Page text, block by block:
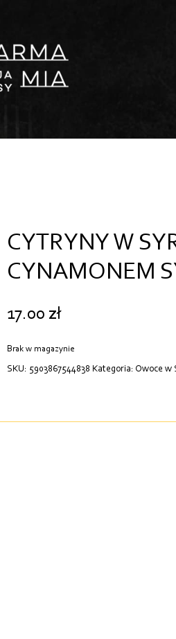
CYTRYNY W
CYNAMONEM
17.00 zł
Brak w magazynie
SKU: 5903867544838 Kategoria: Owoce w